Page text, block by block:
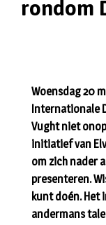
Woensdag 20
Internationale
Vught niet
initiatief van
om zich nader
presenteren.
kunt doén. Het
andermans